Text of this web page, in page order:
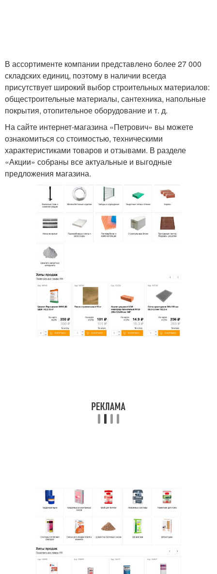
В ассортименте компании представлено более 27 000
складских единиц, поэтому в наличии всегда
присутствует широкий выбор строительных материалов:
общестроительные материалы, сантехника, напольные
покрытия, отопительное оборудование и т. д.
На сайте интернет-магазина «Петрович» вы можете
ознакомиться со стоимостью, техническими
характеристиками товаров и отзывами. В разделе
«Акции» собраны все актуальные и выгодные
предложения магазина.